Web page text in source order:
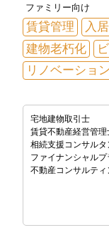
ファミリー向け
賃貸管理
入
建物老朽化
リノベーショ
宅地建物取引士
賃貸不動産経営管理
相続支援コンサルタ
ファイナンシャルプ
不動産コンサルテ